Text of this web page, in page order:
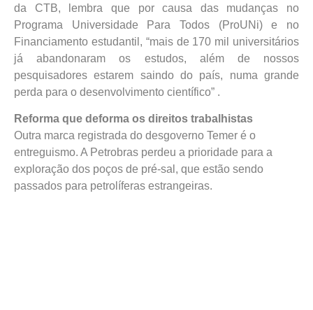
da CTB, lembra que por causa das mudanças no
Programa Universidade Para Todos (ProUNi) e no
Financiamento estudantil, “mais de 170 mil universitários
já abandonaram os estudos, além de nossos
pesquisadores estarem saindo do país, numa grande
perda para o desenvolvimento científico” .
Reforma que deforma os direitos trabalhistas
Outra marca registrada do desgoverno Temer é o
entreguismo. A Petrobras perdeu a prioridade para a
exploração dos poços de pré-sal, que estão sendo
passados para petrolíferas estrangeiras.